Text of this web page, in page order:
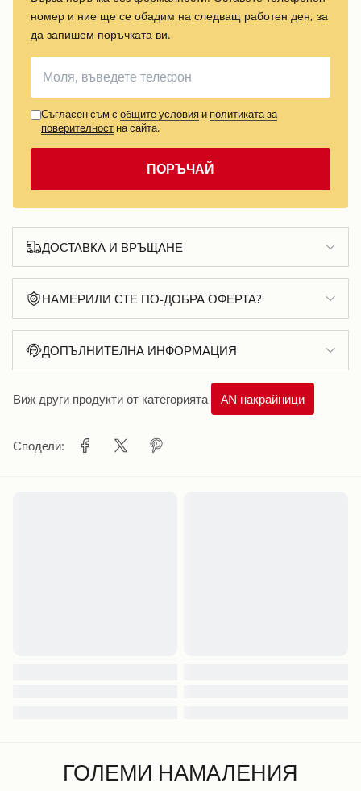
номер и ние ще се обадим на следващ работен ден, за
да запишем поръчката ви.
Съгласен съм с общите условия и политиката за
поверителност на сайта.
ПОРЪЧАЙ
ДОСТАВКА И ВРЪЩАНЕ
НАМЕРИЛИ СТЕ ПО-ДОБРА ОФЕРТА?
ДОПЪЛНИТЕЛНА ИНФОРМАЦИЯ
Виж други продукти от категорията AN накрайници
Сподели:
ГОЛЕМИ НАМАЛЕНИЯ